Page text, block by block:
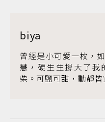
biya
曾經是小可愛一枚，
慧，硬生生撐大了我
柴。可鹽可甜，動靜皆